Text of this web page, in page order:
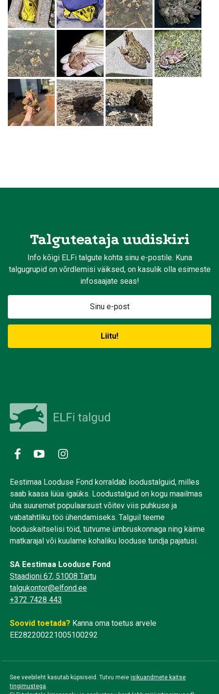
Talguteataja uudiskiri
Info kõigi ELFi talgute kohta sinu e-postile. Kuna
talgugrupid on võrdlemisi väiksed, on kasulik olla esimeste
infosaajate seas!
Eestimaa Looduse Fond korraldab loodustalguid, milles
saab kaasa lüüa igaüks. Loodustalgud on kogu maailmas
üha suuremat populaarsust võitev viis puhkuse ja
vabatahtliku töö ühendamiseks. Talguil teeme
looduskaitselisi töid, tutvume ümbruskonnaga ning käime
matkarajal või kuulame kohaliku looduse tundja pajatusi.
SA Eestimaa Looduse Fond
Staadioni 67, 51008 Tartu
talgukontor@elfond.ee
+372 7428 443
Soovid toetada? Kanna oma toetus arvele
EE282200221005100292
See veebileht kasutab küpsiseid. Tutvu meie isikuandmete kaitse
tingimustega.